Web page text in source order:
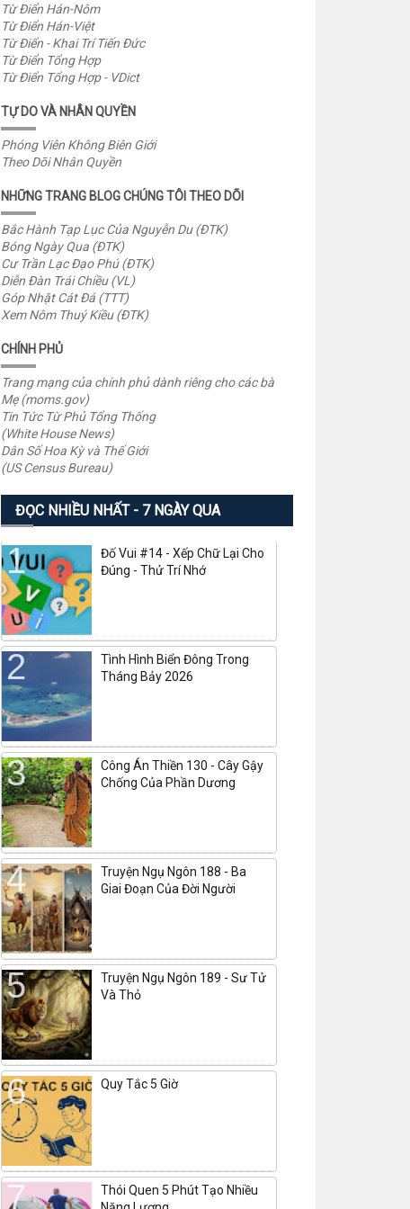
Từ Điển Hán-Nôm
Từ Điển Hán-Việt
Từ Điển - Khai Trí Tiến Đức
Từ Điển Tổng Hợp
Từ Điển Tổng Hợp - VDict
TỰ DO VÀ NHÂN QUYỀN
Phóng Viên Không Biên Giới
Theo Dõi Nhân Quyền
NHỮNG TRANG BLOG CHÚNG TÔI THEO DÕI
Bắc Hành Tạp Lục Của Nguyễn Du (ĐTK)
Bóng Ngày Qua (ĐTK)
Cư Trần Lạc Đạo Phú (ĐTK)
Diễn Đàn Trái Chiều (VL)
Góp Nhặt Cát Đá (TTT)
Xem Nôm Thuý Kiều (ĐTK)
CHÍNH PHỦ
Trang mạng của chính phủ dành riêng cho các bà
Mẹ (moms.gov)
Tin Tức Từ Phủ Tổng Thống
(White House News)
Dân Số Hoa Kỳ và Thế Giới
(US Census Bureau)
ĐỌC NHIỀU NHẤT - 7 NGÀY QUA
Đố Vui #14 - Xếp Chữ Lại Cho
Đúng - Thử Trí Nhớ
Tình Hình Biển Đông Trong
Tháng Bảy 2026
Công Án Thiền 130 - Cây Gậy
Chống Của Phần Dương
Truyện Ngụ Ngôn 188 - Ba
Giai Đoạn Của Đời Người
Truyện Ngụ Ngôn 189 - Sư Tử
Và Thỏ
Quy Tắc 5 Giờ
Thói Quen 5 Phút Tạo Nhiều